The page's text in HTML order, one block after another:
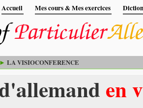
Accueil Mes cours & Mes exercices
► LA VISIOCONFERENCE
en